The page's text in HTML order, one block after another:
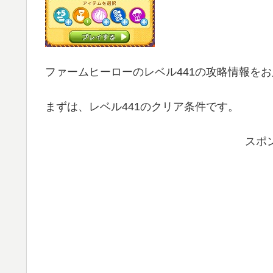
ファームヒーローのレベル441の攻略情報をお
まずは、レベル441のクリア条件です。
スポ